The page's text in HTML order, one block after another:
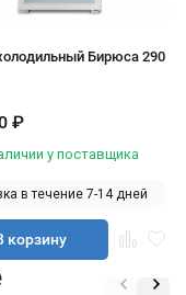
Бирюса 290
₽
у поставщика
в течение 7-14 дней
корзину